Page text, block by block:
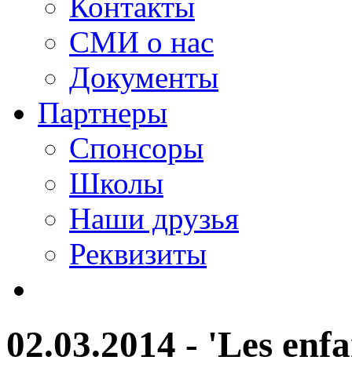
СМИ о нас
Документы
Партнеры
Спонсоры
Школы
Наши друзья
Реквизиты
02.03.2014 - 'Les